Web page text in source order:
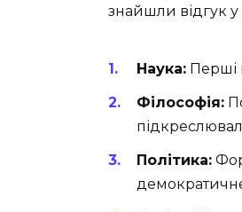
знайшли відгук у
Наука: Перші
Філософія:
Політика: